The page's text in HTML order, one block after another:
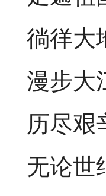
徜徉大
漫步大
历尽艰
无论世